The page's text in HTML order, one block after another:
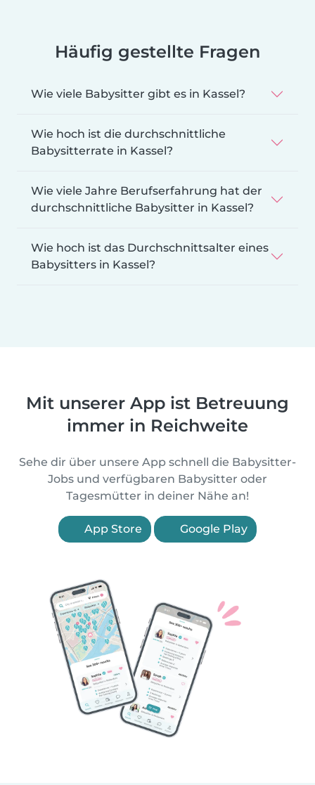
Häufig gestellte Fragen
Wie viele Babysitter gibt es in Kassel?
Wie hoch ist die durchschnittliche
Babysitterrate in Kassel?
Wie viele Jahre Berufserfahrung hat der
durchschnittliche Babysitter in Kassel?
Wie hoch ist das Durchschnittsalter eines
Babysitters in Kassel?
Mit unserer App ist Betreuung
immer in Reichweite
Sehe dir über unsere App schnell die Babysitter-
Jobs und verfügbaren Babysitter oder
Tagesmütter in deiner Nähe an!
App Store Google Play